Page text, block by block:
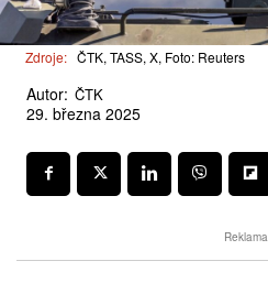
Zdroje: ČTK, TASS, X, Foto: Reuters
Autor: ČTK
29. března 2025
Reklama